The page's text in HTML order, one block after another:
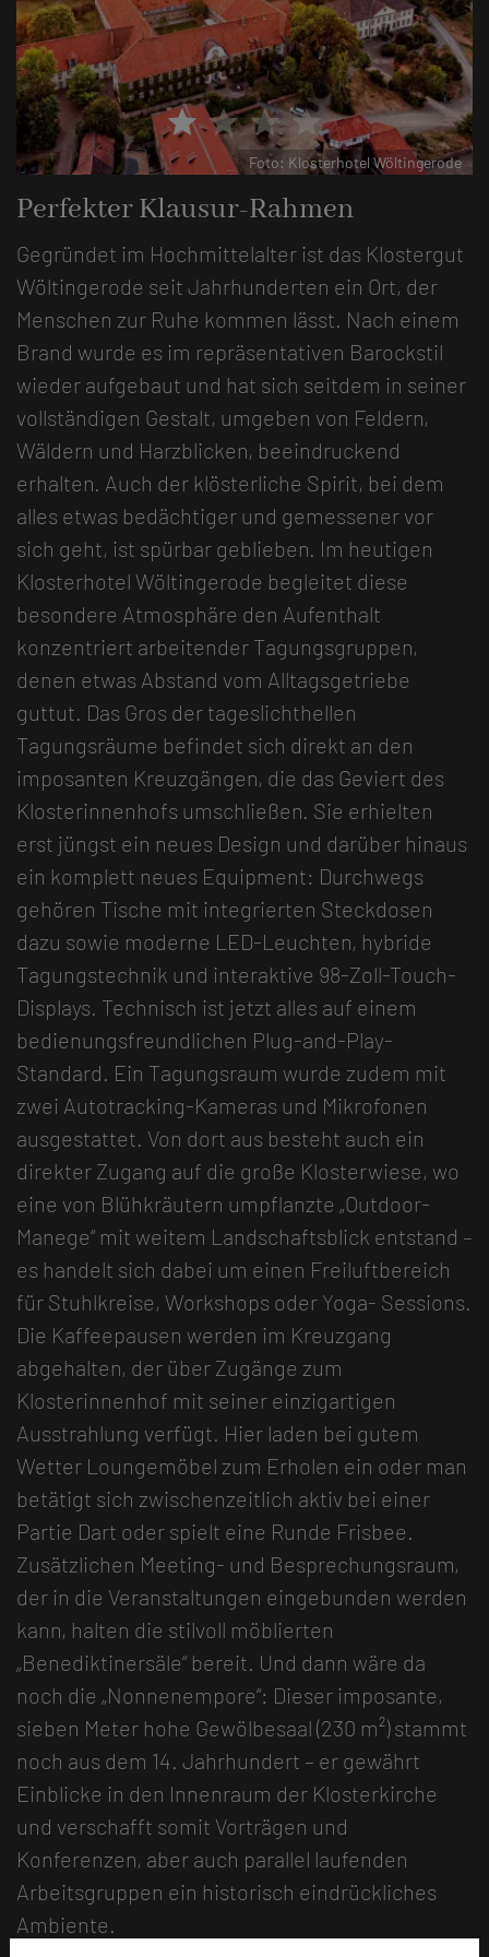
starstarstarstar
Foto: Klosterhotel Wöltingerode
Perfekter Klausur-Rahmen
Gegründet im Hochmittelalter ist das Klostergut
Wöltingerode seit Jahrhunderten ein Ort, der
Menschen zur Ruhe kommen lässt. Nach einem
Brand wurde es im repräsentativen Barockstil
wieder aufgebaut und hat sich seitdem in seiner
vollständigen Gestalt, umgeben von Feldern,
Wäldern und Harzblicken, beeindruckend
erhalten. Auch der klösterliche Spirit, bei dem
alles etwas bedächtiger und gemessener vor
sich geht, ist spürbar geblieben. Im heutigen
Klosterhotel Wöltingerode begleitet diese
besondere Atmosphäre den Aufenthalt
konzentriert arbeitender Tagungsgruppen,
denen etwas Abstand vom Alltagsgetriebe
guttut. Das Gros der tageslichthellen
Tagungsräume befindet sich direkt an den
imposanten Kreuzgängen, die das Geviert des
Klosterinnenhofs umschließen. Sie erhielten
erst jüngst ein neues Design und darüber hinaus
ein komplett neues Equipment: Durchwegs
gehören Tische mit integrierten Steckdosen
dazu sowie moderne LED-Leuchten, hybride
Tagungstechnik und interaktive 98-Zoll-Touch-
Displays. Technisch ist jetzt alles auf einem
bedienungsfreundlichen Plug-and-Play-
Standard. Ein Tagungsraum wurde zudem mit
zwei Autotracking-Kameras und Mikrofonen
ausgestattet. Von dort aus besteht auch ein
direkter Zugang auf die große Klosterwiese, wo
eine von Blühkräutern umpflanzte „Outdoor-
Manege“ mit weitem Landschaftsblick entstand –
es handelt sich dabei um einen Freiluftbereich
für Stuhlkreise, Workshops oder Yoga- Sessions.
Die Kaffeepausen werden im Kreuzgang
abgehalten, der über Zugänge zum
Klosterinnenhof mit seiner einzigartigen
Ausstrahlung verfügt. Hier laden bei gutem
Wetter Loungemöbel zum Erholen ein oder man
betätigt sich zwischenzeitlich aktiv bei einer
Partie Dart oder spielt eine Runde Frisbee.
Zusätzlichen Meeting- und Besprechungsraum,
der in die Veranstaltungen eingebunden werden
kann, halten die stilvoll möblierten
„Benediktinersäle“ bereit. Und dann wäre da
noch die „Nonnenempore“: Dieser imposante,
sieben Meter hohe Gewölbesaal (230 m²) stammt
noch aus dem 14. Jahrhundert – er gewährt
Einblicke in den Innenraum der Klosterkirche
und verschafft somit Vorträgen und
Konferenzen, aber auch parallel laufenden
Arbeitsgruppen ein historisch eindrückliches
Ambiente.